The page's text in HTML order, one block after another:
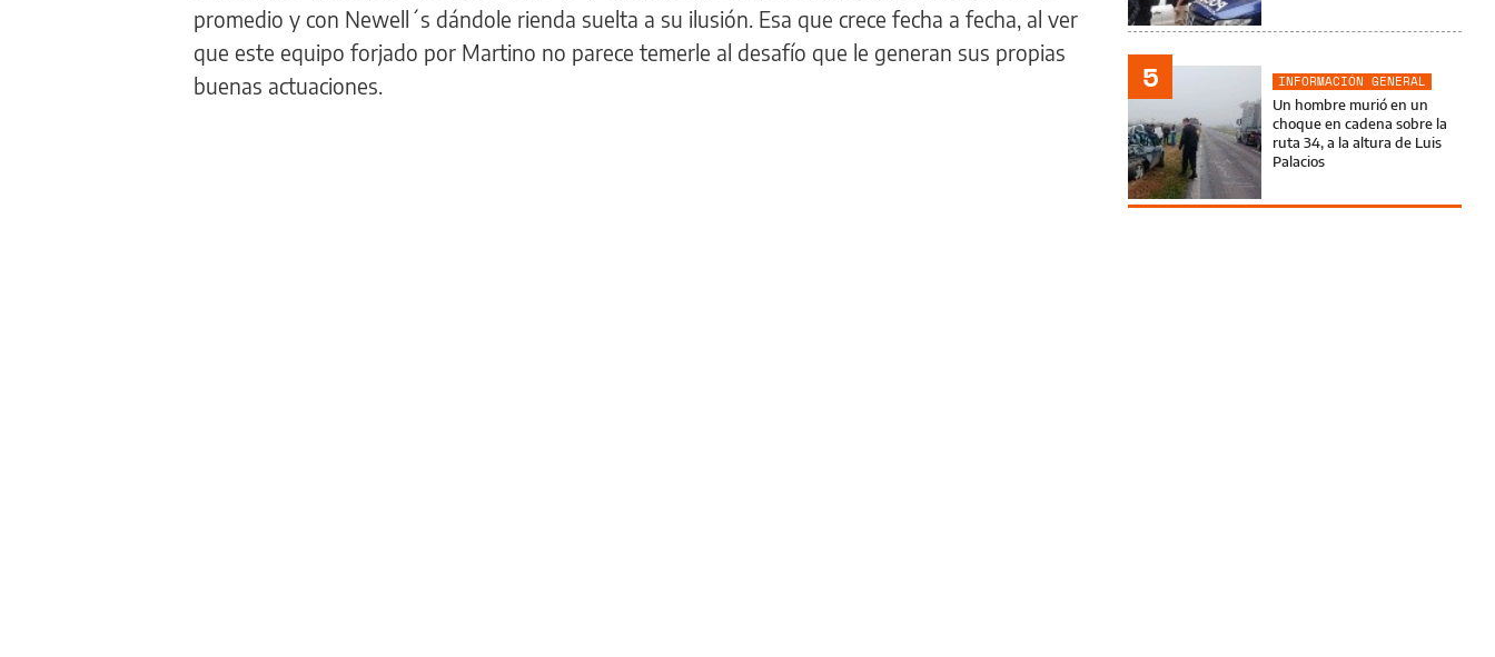
promedio y con Newell´s dándole rienda suelta a su ilusión. Esa que crece fecha a fecha, al ver
que este equipo forjado por Martino no parece temerle al desafío que le generan sus propias
buenas actuaciones.
5
INFORMACIÓN GENERAL
Un hombre murió en un
choque en cadena sobre la
ruta 34, a la altura de Luis
Palacios